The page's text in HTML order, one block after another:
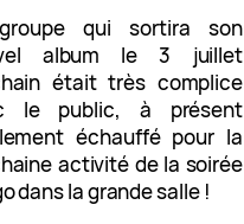
qui sortira son
album le 3 juillet
était très complice
le public, à présent
échauffé pour la
activité de la soirée
dans la grande salle !